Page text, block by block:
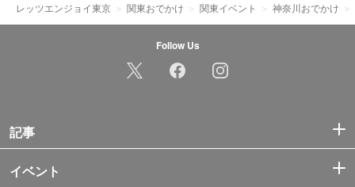
レッツエンジョイ東京 関東おでかけ 関東イベント 神奈川おでかけ
Follow Us
記事
イベント